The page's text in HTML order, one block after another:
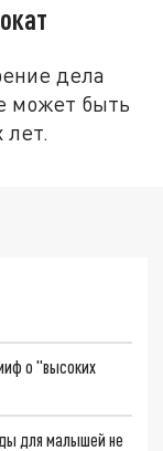
дела
может быть
лет.
о "высоких
для малышей не